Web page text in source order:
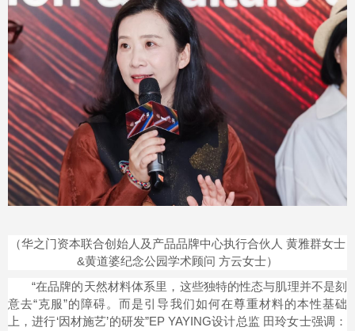
（华之门资本联合创始人及产品品牌中心执行合伙人 黄雅群女士
&黄道婆纪念公园学术顾问 方云女士）
“在品牌的天然材料体系里，这些独特的性态与肌理并不是刻
意去“克服”的障碍。而是引导我们如何在尊重材料的本性基础
上，进行‘因材施艺’的研发”EP YAYING设计总监 田玲女士强调：